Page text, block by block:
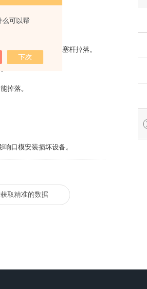
么可以帮
程中，同样要避免活塞杆掉落。
掉落。
口模安装损坏设备。
取精准的数据